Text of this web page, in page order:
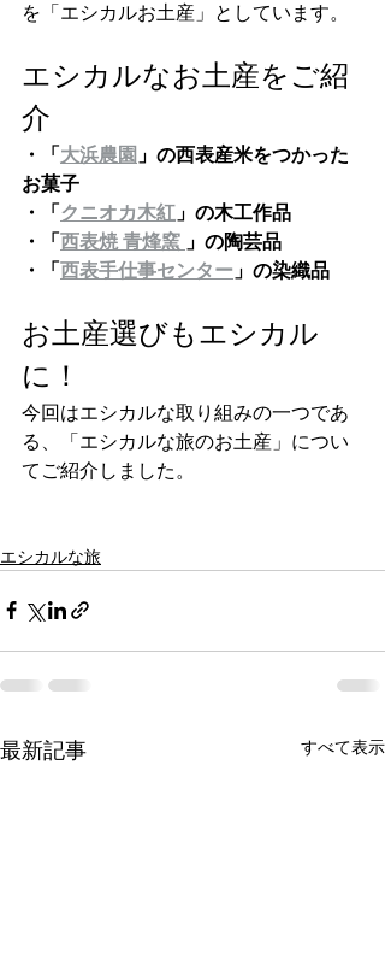
を「エシカルお土産」としています。
エシカルなお土産をご紹
介
・「大浜農園 」の西表産米をつかった
お菓子
・「クニオカ木紅 」の木工作品
・「西表焼 青烽窯 」の陶芸品
・「西表手仕事センター 」の染織品
お土産選びもエシカル
に！
今回はエシカルな取り組みの一つであ
る、「エシカルな旅のお土産」につい
てご紹介しました。
エシカルな旅
最新記事 すべて表示